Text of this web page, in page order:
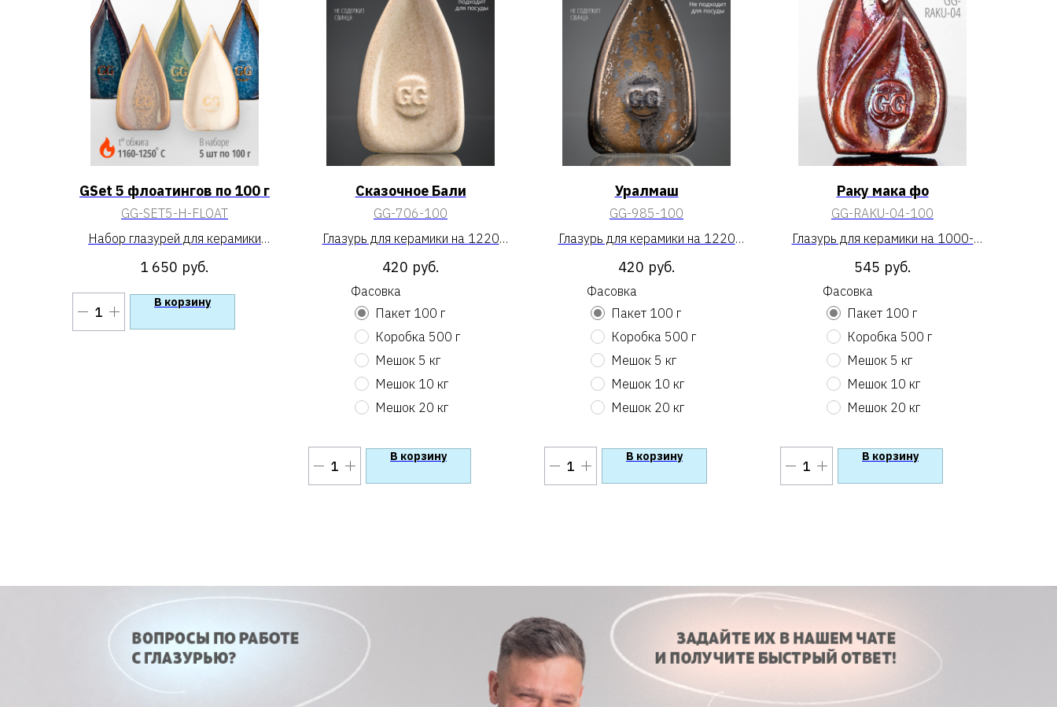
GSet 5 флоатингов по 100 г
GG-SET5-H-FLOAT
Набор глазурей для керамики
«GSet 5 флоатингов по 100 г»
1 650 руб.
В корзину
Сказочное Бали
GG-706-100
Глазурь для керамики на 1220
«Сказочное Бали»
420 руб.
Фасовка
Пакет 100 г
Коробка 500 г
Мешок 5 кг
Мешок 10 кг
Мешок 20 кг
В корзину
Уралмаш
GG-985-100
Глазурь для керамики на 1220
«Уралмаш»
420 руб.
Фасовка
Пакет 100 г
Коробка 500 г
Мешок 5 кг
Мешок 10 кг
Мешок 20 кг
В корзину
Раку мака фо
GG-RAKU-04-100
Глазурь для керамики на 1000-
1100 «Раку мака фо»
545 руб.
Фасовка
Пакет 100 г
Коробка 500 г
Мешок 5 кг
Мешок 10 кг
Мешок 20 кг
В корзину